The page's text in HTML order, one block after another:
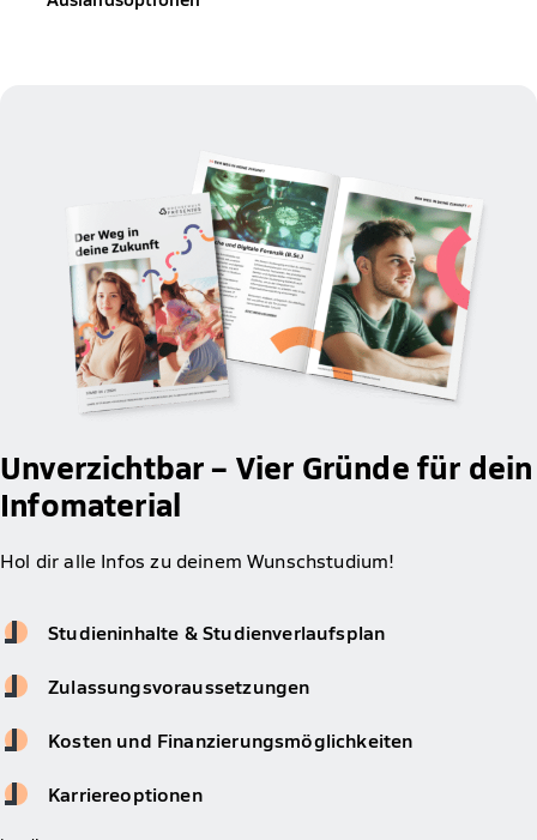
Unverzichtbar – Vier Gründe für dein
Infomaterial
Hol dir alle Infos zu deinem Wunschstudium!
Studieninhalte & Studienverlaufsplan
Zulassungsvoraussetzungen
Kosten und Finanzierungsmöglichkeiten
Karriereoptionen